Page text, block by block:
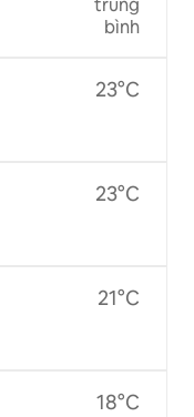
trung
bình
23°C
23°C
21°C
18°C